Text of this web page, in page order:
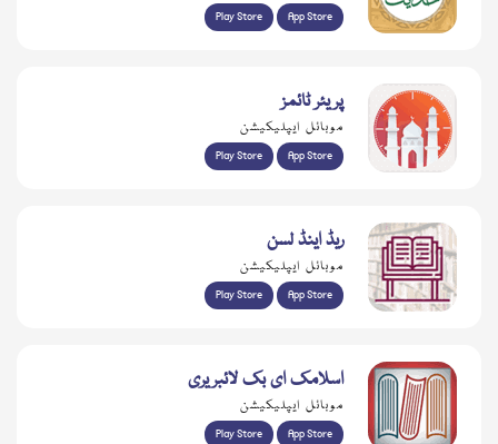
Play Store App Store
پریئر ٹائمز
موبائل ایپلیکیشن
Play Store App Store
ریڈ اینڈ لسن
موبائل ایپلیکیشن
Play Store App Store
اسلامک ای بک لائبریری
موبائل ایپلیکیشن
Play Store App Store